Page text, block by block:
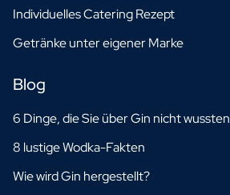
Individuelles Catering Rezept
Getränke unter eigener Marke
Blog
6 Dinge, die Sie über Gin nicht wussten
8 lustige Wodka-Fakten
Wie wird Gin hergestellt?